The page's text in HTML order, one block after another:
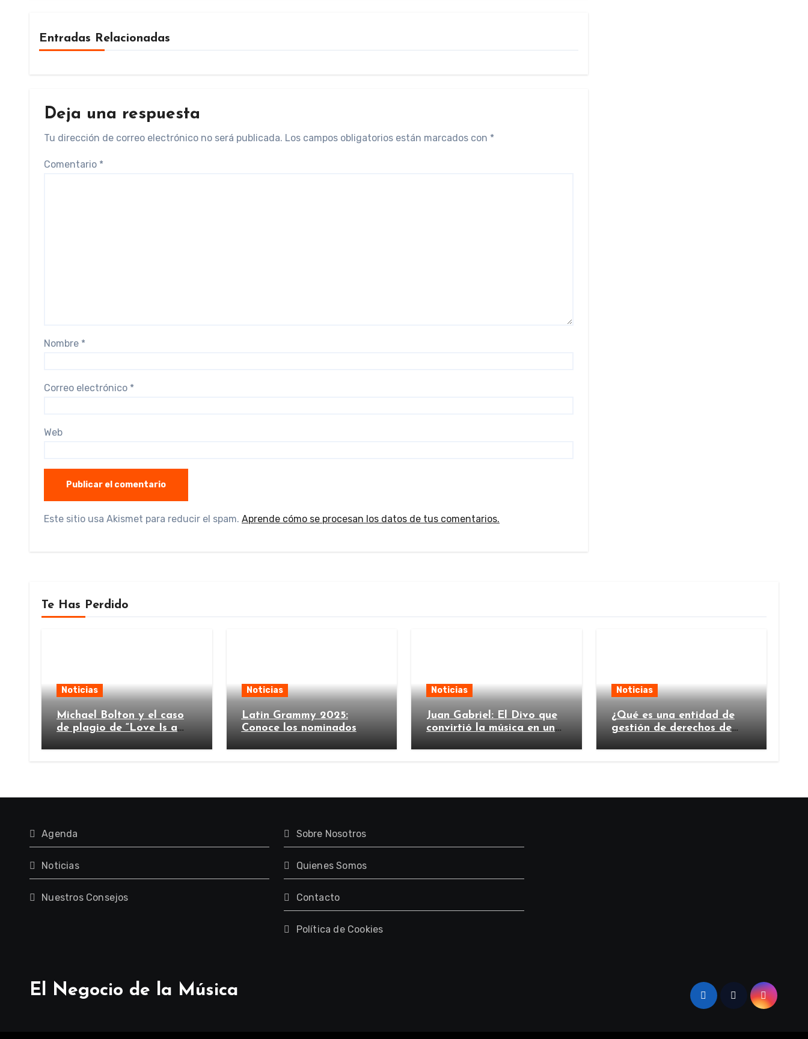
Entradas Relacionadas
Deja una respuesta
Tu dirección de correo electrónico no será publicada. Los campos obligatorios están marcados con *
Comentario *
Nombre *
Correo electrónico *
Web
Este sitio usa Akismet para reducir el spam. Aprende cómo se procesan los datos de tus comentarios.
Te Has Perdido
Noticias
Michael Bolton y el caso
de plagio de “Love Is a
Noticias
Latin Grammy 2025:
Conoce los nominados
Noticias
Juan Gabriel: El Divo que
convirtió la música en un
Noticias
¿Qué es una entidad de
gestión de derechos de
Agenda
Noticias
Nuestros Consejos
Sobre Nosotros
Quienes Somos
Contacto
Política de Cookies
El Negocio de la Música